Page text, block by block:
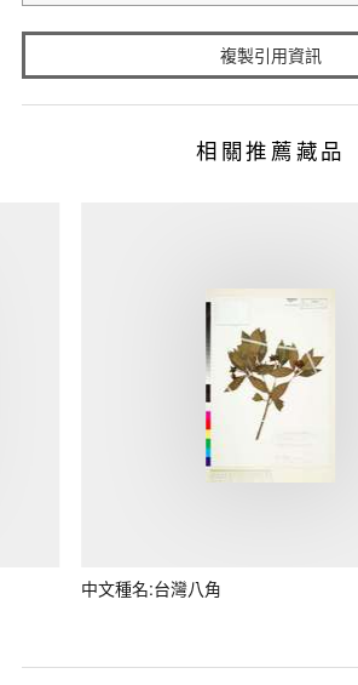
複製引用資訊
相關推薦藏品
中文種名:台灣八角